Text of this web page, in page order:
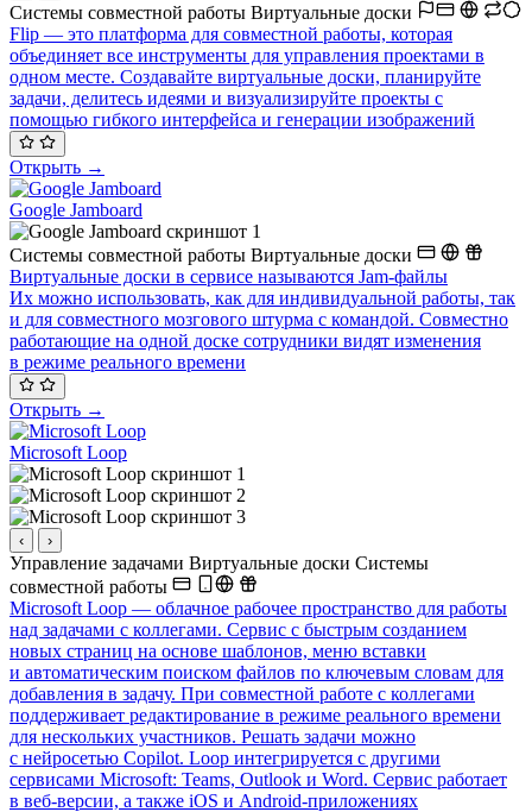
Системы совместной работы Виртуальные доски
Flip — это платформа для совместной работы, которая
объединяет все инструменты для управления проектами в
одном месте. Создавайте виртуальные доски, планируйте
задачи, делитесь идеями и визуализируйте проекты с
помощью гибкого интерфейса и генерации изображений
Открыть →
Google Jamboard
Системы совместной работы Виртуальные доски
Виртуальные доски в сервисе называются Jam-файлы
Их можно использовать, как для индивидуальной работы, так
и для совместного мозгового штурма с командой. Совместно
работающие на одной доске сотрудники видят изменения
в режиме реального времени
Открыть →
Microsoft Loop
‹ ›
Управление задачами Виртуальные доски Системы
совместной работы
Microsoft Loop — облачное рабочее пространство для работы
над задачами с коллегами. Сервис с быстрым созданием
новых страниц на основе шаблонов, меню вставки
и автоматическим поиском файлов по ключевым словам для
добавления в задачу. При совместной работе с коллегами
поддерживает редактирование в режиме реального времени
для нескольких участников. Решать задачи можно
с нейросетью Copilot. Loop интегрируется с другими
сервисами Microsoft: Teams, Outlook и Word. Сервис работает
в веб-версии, а также iOS и Android-приложениях